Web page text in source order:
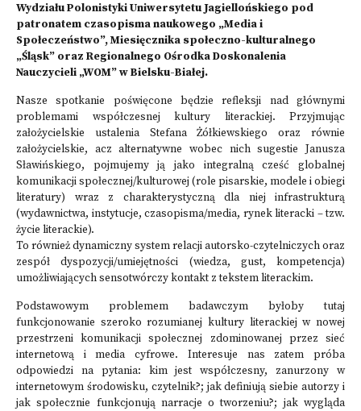
Wydziału Polonistyki Uniwersytetu Jagiellońskiego pod
patronatem czasopisma naukowego „Media i
Społeczeństwo”, Miesięcznika społeczno-kulturalnego
„Śląsk” oraz Regionalnego Ośrodka Doskonalenia
Nauczycieli „WOM” w Bielsku-Białej.
Nasze spotkanie poświęcone będzie refleksji nad głównymi
problemami współczesnej kultury literackiej. Przyjmując
założycielskie ustalenia Stefana Żółkiewskiego oraz równie
założycielskie, acz alternatywne wobec nich sugestie Janusza
Sławińskiego, pojmujemy ją jako integralną cześć globalnej
komunikacji społecznej/kulturowej (role pisarskie, modele i obiegi
literatury) wraz z charakterystyczną dla niej infrastrukturą
(wydawnictwa, instytucje, czasopisma/media, rynek literacki – tzw.
życie literackie).
To również dynamiczny system relacji autorsko-czytelniczych oraz
zespół dyspozycji/umiejętności (wiedza, gust, kompetencja)
umożliwiających sensotwórczy kontakt z tekstem literackim.
Podstawowym problemem badawczym byłoby tutaj
funkcjonowanie szeroko rozumianej kultury literackiej w nowej
przestrzeni komunikacji społecznej zdominowanej przez sieć
internetową i media cyfrowe. Interesuje nas zatem próba
odpowiedzi na pytania: kim jest współczesny, zanurzony w
internetowym środowisku, czytelnik?; jak definiują siebie autorzy i
jak społecznie funkcjonują narracje o tworzeniu?; jak wygląda